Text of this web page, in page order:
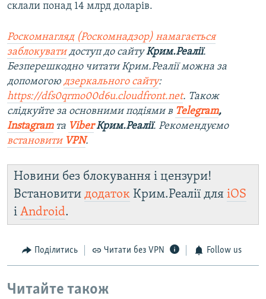
склали понад 14 млрд доларів.
Роскомнагляд (Роскомнадзор) намагається
заблокуватидоступ до сайтуКрим.Реалії.
Безперешкодно читати Крим.Реалії можна за
допомогою дзеркального сайту:
https://dfs0qrmo00d6u.cloudfront.net. Також
слідкуйте за основними подіями в Telegram,
Instagramта ViberКрим.Реалії. Рекомендуємо
встановити VPN.
Новини без блокування і цензури!
Встановити додаток Крим.Реалії для iOS
і Android.
Поділитись Читати без VPN Follow us
Читайте також